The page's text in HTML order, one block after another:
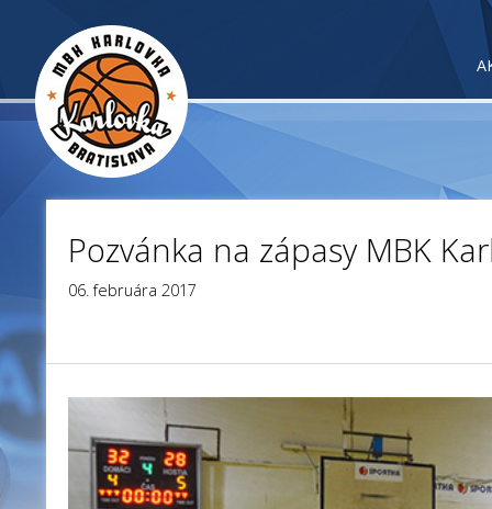
Pozvánka na zápasy MBK
06. februára 2017